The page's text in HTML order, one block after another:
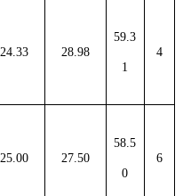
24.33 28.98
59.3
1
4
25.00 27.50
58.5
0
6